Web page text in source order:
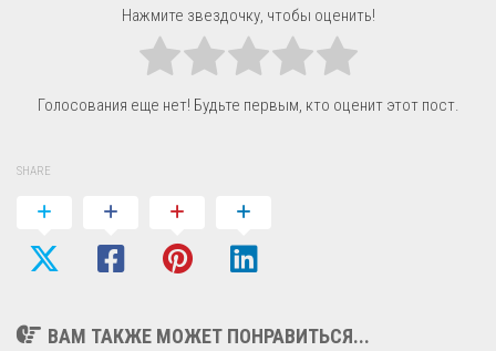
Нажмите звездочку, чтобы оценить!
Голосования еще нет! Будьте первым, кто оценит этот пост.
SHARE
ВАМ ТАКЖЕ МОЖЕТ ПОНРАВИТЬСЯ...